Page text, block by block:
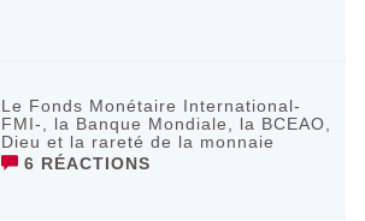
Le Fonds Monétaire International-
FMI-, la Banque Mondiale, la BCEAO,
Dieu et la rareté de la monnaie
6 RÉACTIONS